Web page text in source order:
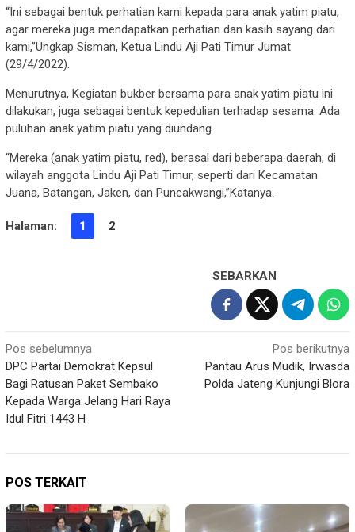
“Ini sebagai bentuk perhatian kami kepada para anak yatim piatu,
agar mereka juga mendapatkan perhatian dan kasih sayang dari
kami,”Ungkap Sisman, Ketua Lindu Aji Pati Timur Jumat
(29/4/2022).
Menurutnya, Kegiatan bukber bersama para anak yatim piatu ini
dilakukan, juga sebagai bentuk kepedulian terhadap sesama. Ada
puluhan anak yatim piatu yang diundang.
“Mereka (anak yatim piatu, red), berasal dari beberapa daerah, di
wilayah anggota Lindu Aji Pati Timur, seperti dari Kecamatan
Juana, Batangan, Jaken, dan Puncakwangi,”Katanya.
Halaman: 1 2
SEBARKAN
Navigasi
pos
Pos sebelumnya
DPC Partai Demokrat Kepsul
Bagi Ratusan Paket Sembako
Kepada Warga Jelang Hari Raya
Idul Fitri 1443 H
Pos berikutnya
Pantau Arus Mudik, Irwasda
Polda Jateng Kunjungi Blora
POS TERKAIT